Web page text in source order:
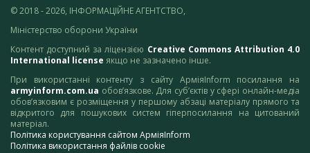
© 2018 - 2026, ІНФОРМАЦІЙНЕ АГЕНТСТВО,
Міністерство оборони України
Контент доступний за ліцензією Creative Commons Attribution 4.0
International license якщо не зазначено інше.
При використанні контенту з сайту АрміяInform посилання на
armyinform.com.ua обов’язкове. Для суб’єктів у сфері онлайн-медіа
обов’язковим є розміщення у першому абзаці матеріалу прямого та
відкритого для пошукових систем гіперпосилання на цитований
матеріал.
Політика користування сайтом АрміяInform
Політика використання файлів cookie